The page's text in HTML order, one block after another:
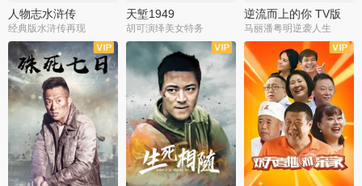
人物志水浒传
经典版水浒传再现
天堑1949
胡可演绎美女特务
逆流而上的你 TV版
马丽潘粤明逆袭人生
全34集
全21集 全35集